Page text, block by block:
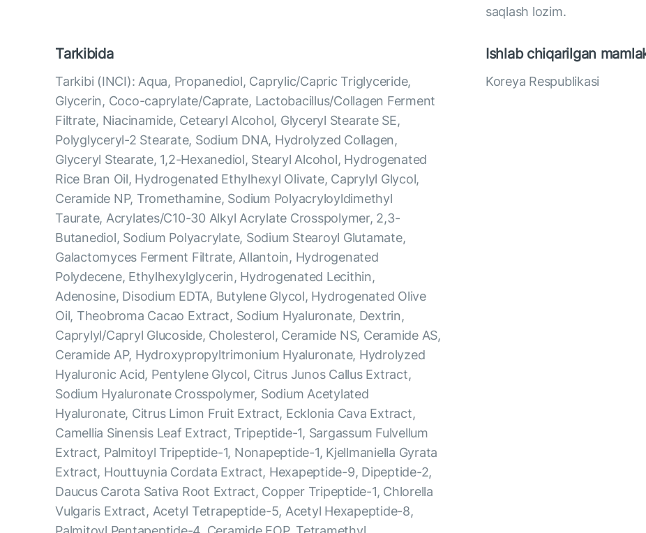
saqlash lozim.
Tarkibida
Tarkibi (INCI): Aqua, Propanediol, Caprylic/Capric Triglyceride,
Glycerin, Coco-caprylate/Caprate, Lactobacillus/Collagen Ferment
Filtrate, Niacinamide, Cetearyl Alcohol, Glyceryl Stearate SE,
Polyglyceryl-2 Stearate, Sodium DNA, Hydrolyzed Collagen,
Glyceryl Stearate, 1,2-Hexanediol, Stearyl Alcohol, Hydrogenated
Rice Bran Oil, Hydrogenated Ethylhexyl Olivate, Caprylyl Glycol,
Ceramide NP, Tromethamine, Sodium Polyacryloyldimethyl
Taurate, Acrylates/C10-30 Alkyl Acrylate Crosspolymer, 2,3-
Butanediol, Sodium Polyacrylate, Sodium Stearoyl Glutamate,
Galactomyces Ferment Filtrate, Allantoin, Hydrogenated
Polydecene, Ethylhexylglycerin, Hydrogenated Lecithin,
Adenosine, Disodium EDTA, Butylene Glycol, Hydrogenated Olive
Oil, Theobroma Cacao Extract, Sodium Hyaluronate, Dextrin,
Caprylyl/Capryl Glucoside, Cholesterol, Ceramide NS, Ceramide AS,
Ceramide AP, Hydroxypropyltrimonium Hyaluronate, Hydrolyzed
Hyaluronic Acid, Pentylene Glycol, Citrus Junos Callus Extract,
Sodium Hyaluronate Crosspolymer, Sodium Acetylated
Hyaluronate, Citrus Limon Fruit Extract, Ecklonia Cava Extract,
Camellia Sinensis Leaf Extract, Tripeptide-1, Sargassum Fulvellum
Extract, Palmitoyl Tripeptide-1, Nonapeptide-1, Kjellmaniella Gyrata
Extract, Houttuynia Cordata Extract, Hexapeptide-9, Dipeptide-2,
Daucus Carota Sativa Root Extract, Copper Tripeptide-1, Chlorella
Vulgaris Extract, Acetyl Tetrapeptide-5, Acetyl Hexapeptide-8,
Ishlab chiqarilgan
Koreya Respublikasi